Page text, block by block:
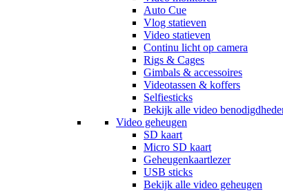
Auto Cue
Vlog statieven
Video statieven
Continu licht op camera
Rigs & Cages
Gimbals & accessoires
Videotassen & koffers
Selfiesticks
Bekijk alle video
Video geheugen
SD kaart
Micro SD kaart
Geheugenkaartlezer
USB sticks
Bekijk alle video geheugen